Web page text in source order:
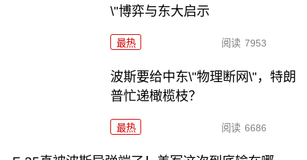
\"博弈与东大启示
最热 阅读 7953
波斯要给中东\"物理断网\"，特朗
普忙递橄榄枝？
最热 阅读 6686